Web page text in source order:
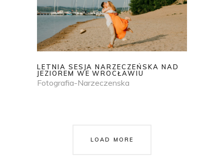
LETNIA SESJA NARZECZEŃSKA NAD
JEZIOREM WE WROCŁAWIU
Fotografia-Narzeczenska
LOAD MORE